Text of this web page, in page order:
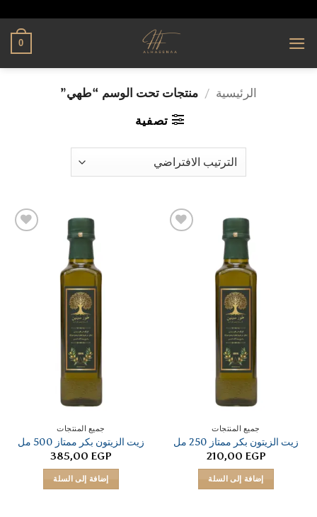
0
الرئيسية / منتجات تحت الوسم “طهي”
تصفية
جميع المنتجات
زيت الزيتون بكر ممتاز 250 مل
210,00 EGP
إضافة إلى السلة
جميع المنتجات
زيت الزيتون بكر ممتاز 500 مل
385,00 EGP
إضافة إلى السلة